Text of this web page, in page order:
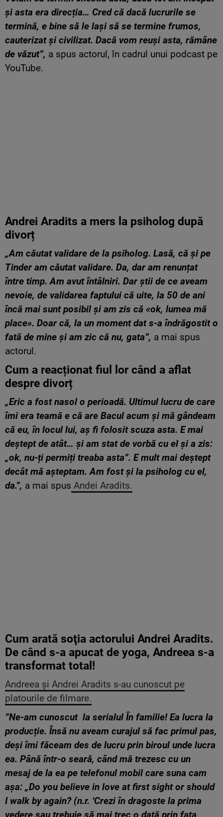
și asta era direcția… Cred că dacă lucrurile se
termină, e bine să le lași să se termine frumos,
cauterizat și civilizat. Dacă vom reuși asta, rămâne
de văzut”, a spus actorul, în cadrul unui podcast pe
YouTube.
Andrei Aradits a mers la psiholog după
divorț
„Am căutat validare de la psiholog. Lasă, că și pe
Tinder am căutat validare. Da, dar am renunțat
între timp. Am avut întâlniri. Dar știi de ce aveam
nevoie, de validarea faptului că uite, la 50 de ani
încă mai sunt posibil și am zis că «ok, lumea mă
place». Doar că, la un moment dat s-a îndrăgostit o
fată de mine și am zic că nu, gata”, a mai spus
actorul.
Cum a reacționat fiul lor când a aflat
despre divorț
„Eric a fost nasol o perioadă. Ultimul lucru de care
îmi era teamă e că are Bacul acum și mă gândeam
că eu, în locul lui, aș fi folosit scuza asta. E mai
deștept de atât… și am stat de vorbă cu el și a zis:
„ok, nu-ți permiți treaba asta”. E mult mai deștept
decât mă așteptam. Am fost și la psiholog cu el,
da.”, a mai spus Andei Aradits.
Cum arată soţia actorului Andrei Aradits.
De când s-a apucat de yoga, Andreea s-a
transformat total!
Andreea și Andrei Aradits s-au cunoscut pe
platourile de filmare.
”Ne-am cunoscut la serialul În familie! Ea lucra la
producție. Însă nu aveam curajul să fac primul pas,
deși îmi făceam des de lucru prin biroul unde lucra
ea. Până într-o seară, când mă trezesc cu un
mesaj de la ea pe telefonul mobil care suna cam
așa: „Do you believe in love at first sight or should
I walk by again? (n.r. ‘Crezi în dragoste la prima